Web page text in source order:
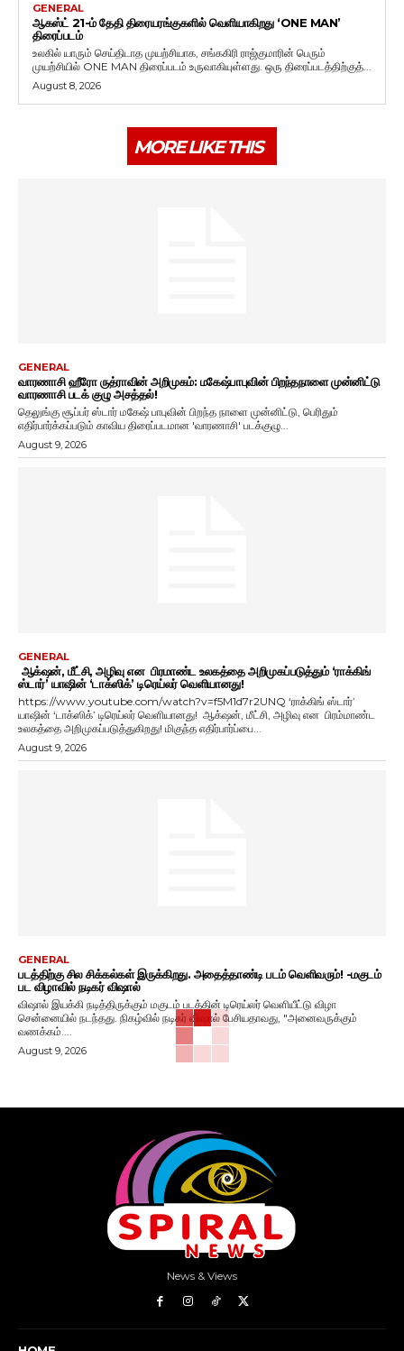
GENERAL
ஆகஸ்ட் 21-ம் தேதி திரையரங்குகளில் வெளியாகிறது ‘ONE MAN’
திரைப்படம்
உலகில் யாரும் செய்திடாத முயற்சியாக, சங்ககிரி ராஜ்குமாரின் பெரும்
முயற்சியில் ONE MAN திரைப்படம் உருவாகியுள்ளது. ஒரு திரைப்படத்திற்குத்...
August 8, 2026
MORE LIKE THIS
GENERAL
வாரணாசி ஹீரோ ருத்ராவின் அறிமுகம்: மகேஷ்பாபுவின் பிறந்தநாளை முன்னிட்டு
வாரணாசி படக் குழு அசத்தல்!
தெலுங்கு சூப்பர் ஸ்டார் மகேஷ் பாபுவின் பிறந்த நாளை முன்னிட்டு, பெரிதும்
எதிர்பார்க்கப்படும் காவிய திரைப்படமான 'வாரணாசி' படக்குழு...
August 9, 2026
GENERAL
ஆக்‌ஷன், மீட்சி, அழிவு என பிரமாண்ட உலகத்தை அறிமுகப்படுத்தும் ‘ராக்கிங்
ஸ்டார்’ யாஷின் ‘டாக்ஸிக்’ டிரெய்லர் வெளியானது!
https://www.youtube.com/watch?v=f5M1d7r2UNQ ‘ராக்கிங் ஸ்டார்’
யாஷின் ‘டாக்ஸிக்’ டிரெய்லர் வெளியானது! ஆக்‌ஷன், மீட்சி, அழிவு என பிரம்மாண்ட
உலகத்தை அறிமுகப்படுத்துகிறது! மிகுந்த எதிர்பார்ப்பை...
August 9, 2026
GENERAL
படத்திற்கு சில சிக்கல்கள் இருக்கிறது. அதைத்தாண்டி படம் வெளிவரும்! -மகுடம்
பட விழாவில் நடிகர் விஷால்
விஷால் இயக்கி நடித்திருக்கும் மகுடம் படத்தின் டிரெய்லர் வெளியீட்டு விழா
சென்னையில் நடந்தது. நிகழ்வில் நடிகர் விஷால் பேசியதாவது, "அனைவருக்கும்
வணக்கம்....
August 9, 2026
News & Views